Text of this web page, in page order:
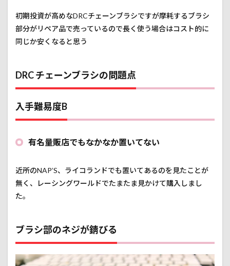
初期投資が高めなDRCチェーンブラシですが摩耗するブラシ
部分がリペア品で売っているので長く使う場合はコスト的に
同じか安くなると思う
DRC チェーンブラシの問題点
入手難易度B
有名量販店でもなかなか置いてない
近所のNAP’S、ライコランドでも置いてあるのを見たことが
無く、レーシングワールドでたまたま見かけて購入しまし
た。
ブラシ部のネジが錆びる